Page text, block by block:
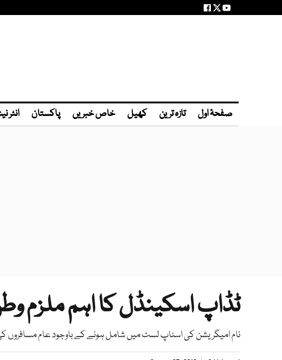
صفحۂ اول تازہ ترین کھیل خاص خبریں پاکستان انٹر
ٹڈاپ اسکینڈل کا اہم ملزم
نام امیگریشن کی اسٹاپ لسٹ میں شامل ہونے کے باوجود عام مسافروں